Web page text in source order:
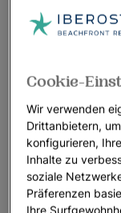
Cookie-
Wir verwenden
Drittanbietern,
konfigurieren,
Inhalte zu
soziale
Präferenzen
Ihre